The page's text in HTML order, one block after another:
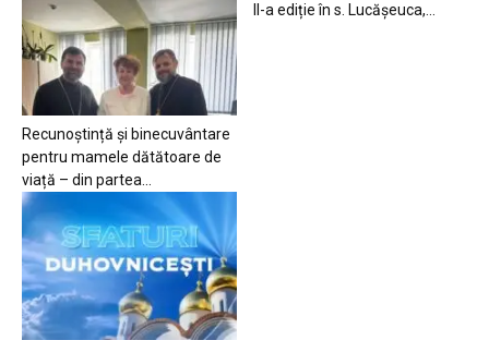
Recunoștință și binecuvântare
pentru mamele dătătoare de
viață – din partea...
II-a ediție în s. Lucășeuca,...